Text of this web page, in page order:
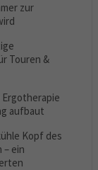
zur
Touren &
aufbaut
Kopf des
– ein